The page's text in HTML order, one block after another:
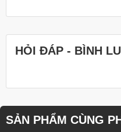
HỎI ĐÁP - BÌNH
SẢN PHẨM CÙNG